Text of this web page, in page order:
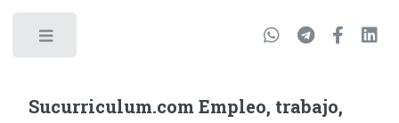
Sucurriculum.com Empleo, trabajo,